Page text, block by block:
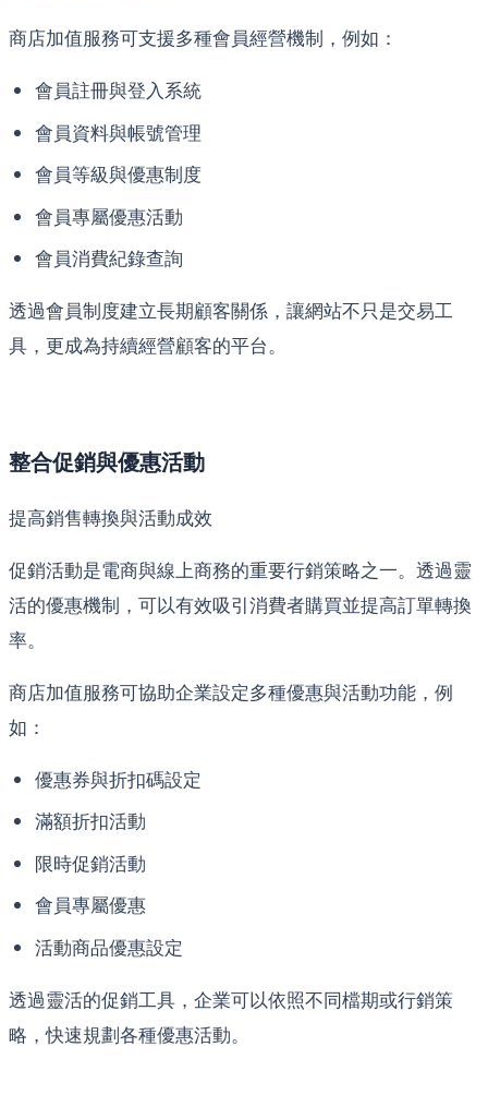
商店加值服務可支援多種會員經營機制，例如：
會員註冊與登入系統
會員資料與帳號管理
會員等級與優惠制度
會員專屬優惠活動
會員消費紀錄查詢
透過會員制度建立長期顧客關係，讓網站不只是交易工
具，更成為持續經營顧客的平台。
整合促銷與優惠活動
提高銷售轉換與活動成效
促銷活動是電商與線上商務的重要行銷策略之一。透過靈
活的優惠機制，可以有效吸引消費者購買並提高訂單轉換
率。
商店加值服務可協助企業設定多種優惠與活動功能，例
如：
優惠券與折扣碼設定
滿額折扣活動
限時促銷活動
會員專屬優惠
活動商品優惠設定
透過靈活的促銷工具，企業可以依照不同檔期或行銷策
略，快速規劃各種優惠活動。